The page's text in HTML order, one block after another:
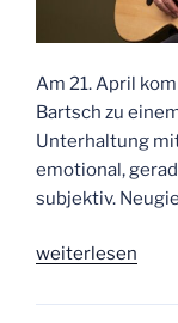
Am 21. April
Bartsch zu
Unterhaltung
emotional,
subjektiv.
„Liedermacher
Bartsch
weiterlesen